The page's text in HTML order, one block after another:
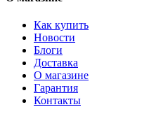
Как купить
Новости
Блоги
Доставка
О магазине
Гарантия
Контакты